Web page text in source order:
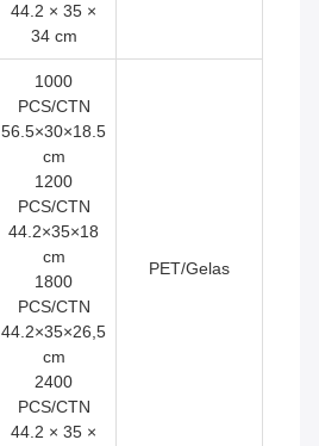
44.2 × 35 ×
34 cm
1000
PCS/CTN
56.5×30×18.5
cm
1200
PCS/CTN
44.2×35×18
cm
1800
PCS/CTN
44.2×35×26,5
cm
2400
PCS/CTN
44.2 × 35 ×
PET/Gelas